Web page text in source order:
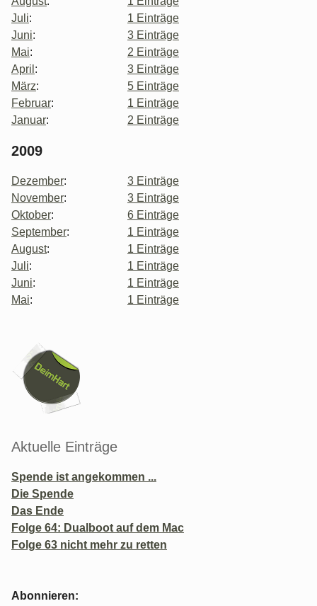
Juli:
1 Einträge
Juni:
3 Einträge
Mai:
2 Einträge
April :
3 Einträge
März:
5 Einträge
Februar:
1 Einträge
Januar: 2 Einträge
2009
Dezember:
3 Einträge
November:
3 Einträge
Oktober:
6 Einträge
September:
1 Einträge
August:
1 Einträge
Juli:
1 Einträge
Juni:
1 Einträge
Mai: 1 Einträge
Seitenleiste
Aktuelle Einträge
Spende ist angekommen ...
Die Spende
Das Ende
Folge 64: Dualboot auf dem Mac
Folge 63 nicht mehr zu retten
Abonnieren: